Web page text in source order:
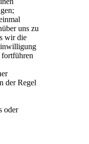
uns zu
wir die
der Regel
oder